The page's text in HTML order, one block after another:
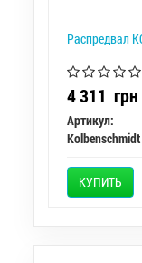
Распредвал
4 311 грн
Артикул:
Kolbenschmidt
КУПИТЬ